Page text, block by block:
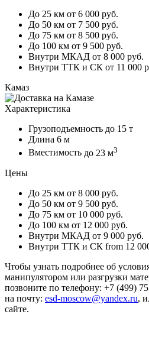
До 25 км от 6 000 руб.
До 50 км от 7 500 руб.
До 75 км от 8 500 руб.
До 100 км от 9 500 руб.
Внутри МКАД от 8 000 руб.
Внутри ТТК и СК от 11 000
Камаз
Характеристика
Грузоподъемность до 15 т
Длина 6 м
Вместимость до 23 м3
Цены
До 25 км от 8 000 руб.
До 50 км от 9 500 руб.
До 75 км от 10 000 руб.
До 100 км от 12 000 руб.
Внутри МКАД от 9 000 руб.
Внутри ТТК и СК from 12
Чтобы узнать подробнее об
манипулятором или разгрузки
позвоните по телефону: +7 (499)
на почту: esd-moscow@yandex.ru,
сайте.